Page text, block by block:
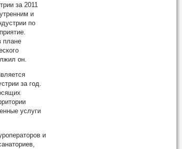
за 2011
и
по
плане
он.
за год.
услуги
и